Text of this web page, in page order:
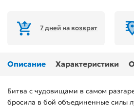
7 дней на возврат
Описание Характеристики
Битва с чудовищами в самом
бросила в бой объединенные силы